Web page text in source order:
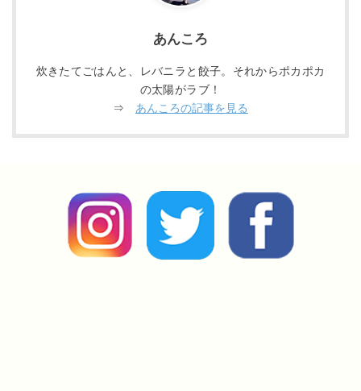
あんころ
炊きたてごはんと、レバニラと餃子。それからポカポカ
の太陽がラブ！
⇒ あんころの記事を見る